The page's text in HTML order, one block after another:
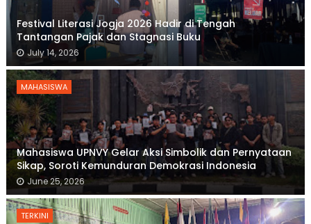
Festival Literasi Jogja 2026 Hadir di Tengah
Tantangan Pajak dan Stagnasi Buku
July 14, 2026
MAHASISWA
Mahasiswa UPNVY Gelar Aksi Simbolik dan Pernyataan
Sikap, Soroti Kemunduran Demokrasi Indonesia
June 25, 2026
TERKINI